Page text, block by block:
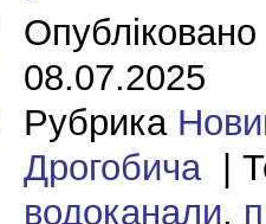
08.07.2025
Рубрика
Дрогобича|
водоканали,